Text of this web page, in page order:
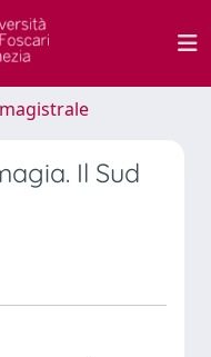
Il Sud